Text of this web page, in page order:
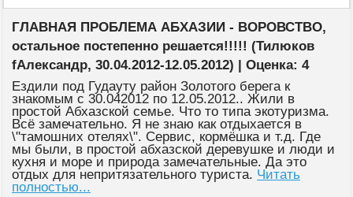
ГЛАВНАЯ ПРОБЛЕМА АБХАЗИИ - ВОРОВСТВО,
остальное постепенно решается!!!!! (Тилюков
fАлександр, 30.04.2012-12.05.2012) | Оценка: 4
Ездили под Гудауту район Золотого берега к
знакомым с 30.042012 по 12.05.2012.. Жили в
простой Абхазской семье. Что то типа экотуризма.
Всё замечательно. Я не знаю как отдыхается в
\"тамошних отелях\". Сервис, кормёшка и т.д. Где
мы были, в простой абхазской деревушке и люди и
кухня и море и природа замечательные. Да это
отдых для непритязательного туриста. Читать
полностью...